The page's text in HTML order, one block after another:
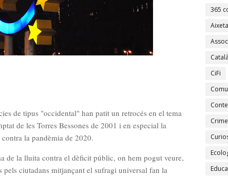
de tipus "occidental" han patit un retrocés en el tema
de les Torres Bessones de 2001 i en especial la
la pandèmia de 2020.
de la lluita contra el dèficit públic, on hem pogut veure,
pels ciutadans mitjançant el sufragi universal fan la
365
Aixeta
Català
CiFi